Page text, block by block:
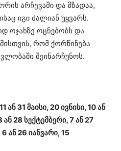
არჩევაში და მზადაა,
იგი ძალიან უყვარს.
ოჯახზე ოცნებობს და
რომ ქორწინება
შეინარჩუნოს.
ან 31 მაისი, 20 ივნისი, 10 ან
28 სექტემბერი, 7 ან 27
ან 26 იანვარი, 15